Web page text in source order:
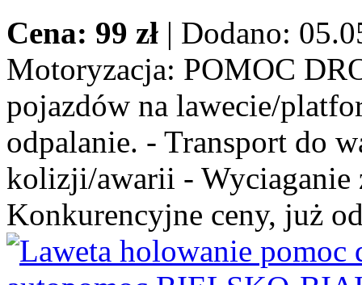
Cena: 99 zł | Dodano:
Motoryzacja: POMOC
pojazdów na lawecie/
odpalanie. - Transport do
kolizji/awarii - Wyciaganie
Konkurencyjne ceny, już